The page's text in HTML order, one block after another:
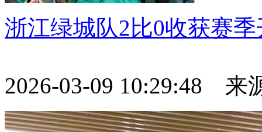
浙江绿城队2比0收获赛
2026-03-09 10:29:48 来